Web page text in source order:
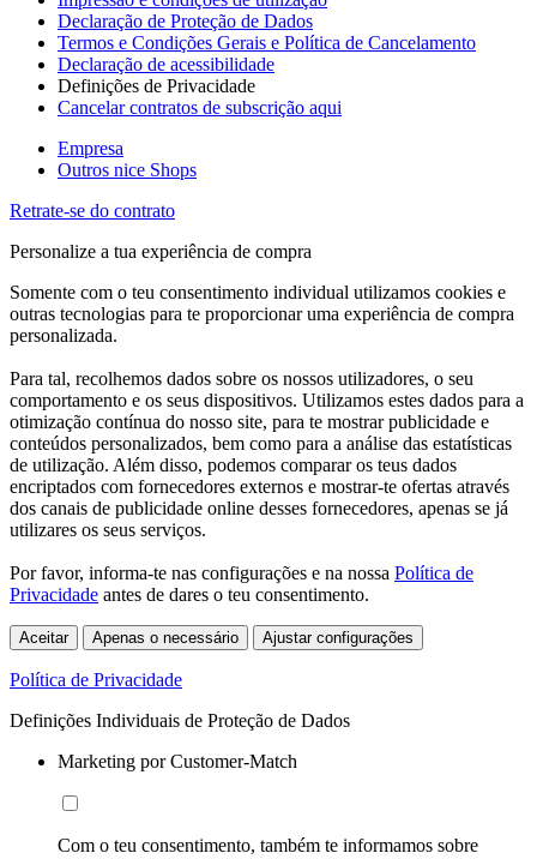
Declaração de Proteção de Dados
Termos e Condições Gerais e Política de Cancelamento
Declaração de acessibilidade
Definições de Privacidade
Cancelar contratos de subscrição aqui
Empresa
Outros nice Shops
Retrate-se do contrato
Personalize a tua experiência de compra
Somente com o teu consentimento individual utilizamos cookies e
outras tecnologias para te proporcionar uma experiência de compra
personalizada.
Para tal, recolhemos dados sobre os nossos utilizadores, o seu
comportamento e os seus dispositivos. Utilizamos estes dados para a
otimização contínua do nosso site, para te mostrar publicidade e
conteúdos personalizados, bem como para a análise das estatísticas
de utilização. Além disso, podemos comparar os teus dados
encriptados com fornecedores externos e mostrar-te ofertas através
dos canais de publicidade online desses fornecedores, apenas se já
utilizares os seus serviços.
Por favor, informa-te nas configurações e na nossa Política de
Privacidade antes de dares o teu consentimento.
Aceitar Apenas o necessário Ajustar configurações
Política de Privacidade
Definições Individuais de Proteção de Dados
Marketing por Customer-Match
Com o teu consentimento, também te informamos sobre